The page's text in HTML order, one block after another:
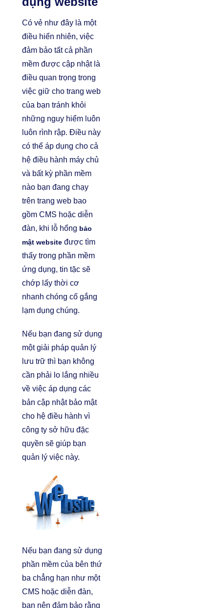
Có vẻ như đây là một
điều hiển nhiên, việc
đảm bảo tất cả phần
mềm được cập nhật là
điều quan trọng trong
việc giữ cho trang web
của bạn tránh khỏi
những nguy hiểm luôn
luôn rình rập. Điều này
có thể áp dụng cho cả
hệ điều hành máy chủ
và bất kỳ phần mềm
nào bạn đang chạy
trên trang web bao
gồm CMS hoặc diễn
đàn, khi lỗ hổng bảo
mật website được tìm
thấy trong phần mềm
ứng dụng, tin tặc sẽ
chớp lấy thời cơ
nhanh chóng cố gắng
lạm dụng chúng.
Nếu bạn đang sử dụng
một giải pháp quản lý
lưu trữ thì bạn không
cần phải lo lắng nhiều
về việc áp dụng các
bản cập nhật bảo mật
cho hệ điều hành vì
công ty sở hữu đặc
quyền sẽ giúp bạn
quản lý việc này.
Nếu bạn đang sử dụng
phần mềm của bên thứ
ba chẳng hạn như một
CMS hoặc diễn đàn,
bạn nên đảm bảo rằng